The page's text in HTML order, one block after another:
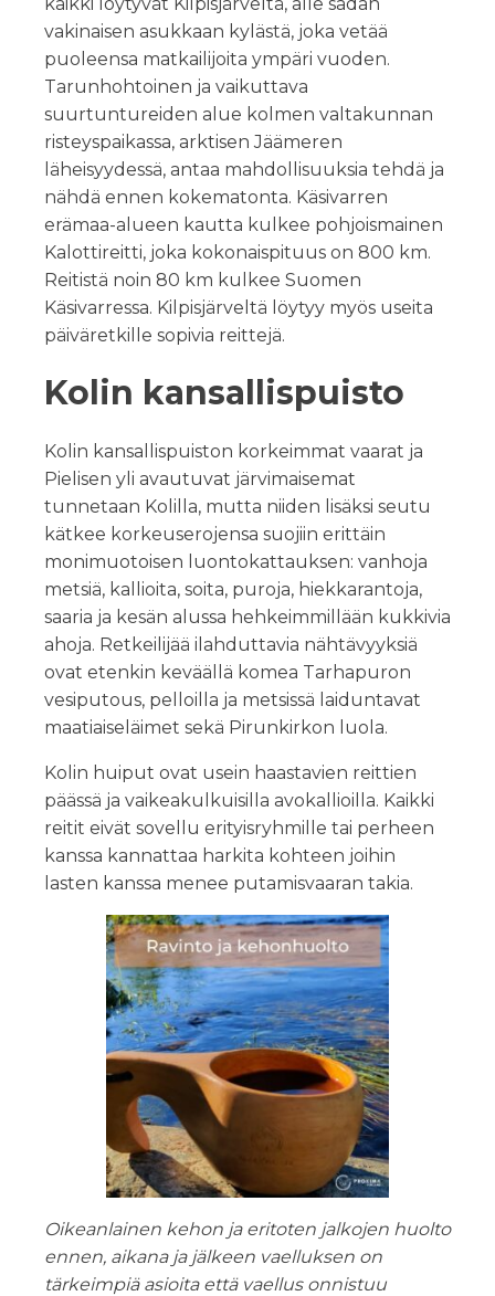
vakinaisen asukkaan kylästä, joka vetää
puoleensa matkailijoita ympäri vuoden.
Tarunhohtoinen ja vaikuttava
suurtuntureiden alue kolmen valtakunnan
risteyspaikassa, arktisen Jäämeren
läheisyydessä, antaa mahdollisuuksia tehdä ja
nähdä ennen kokematonta. Käsivarren
erämaa-alueen kautta kulkee pohjoismainen
Kalottireitti, joka kokonaispituus on 800 km.
Reitistä noin 80 km kulkee Suomen
Käsivarressa. Kilpisjärveltä löytyy myös useita
päiväretkille sopivia reittejä.
Kolin kansallispuisto
Kolin kansallispuiston korkeimmat vaarat ja
Pielisen yli avautuvat järvimaisemat
tunnetaan Kolilla, mutta niiden lisäksi seutu
kätkee korkeuserojensa suojiin erittäin
monimuotoisen luontokattauksen: vanhoja
metsiä, kallioita, soita, puroja, hiekkarantoja,
saaria ja kesän alussa hehkeimmillään kukkivia
ahoja. Retkeilijää ilahduttavia nähtävyyksiä
ovat etenkin keväällä komea Tarhapuron
vesiputous, pelloilla ja metsissä laiduntavat
maatiaiseläimet sekä Pirunkirkon luola.
Kolin huiput ovat usein haastavien reittien
päässä ja vaikeakulkuisilla avokallioilla. Kaikki
reitit eivät sovellu erityisryhmille tai perheen
kanssa kannattaa harkita kohteen joihin
lasten kanssa menee putamisvaaran takia.
Oikeanlainen kehon ja eritoten jalkojen huolto
ennen, aikana ja jälkeen vaelluksen on
tärkeimpiä asioita että vaellus onnistuu